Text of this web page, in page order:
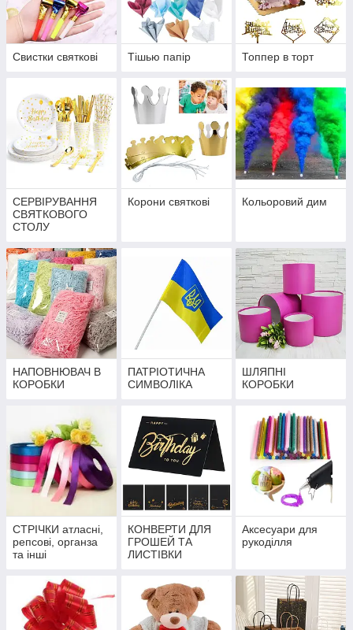
Свистки святкові Тішью папір Топпер в торт
СЕРВІРУВАННЯ
СВЯТКОВОГО
СТОЛУ
Корони святкові Кольоровий дим
НАПОВНЮВАЧ В
КОРОБКИ
ПАТРІОТИЧНА
СИМВОЛІКА
ШЛЯПНІ
КОРОБКИ
СТРІЧКИ атласні,
репсові, органза
та інші
КОНВЕРТИ ДЛЯ
ГРОШЕЙ ТА
ЛИСТІВКИ
Аксесуари для
рукоділля